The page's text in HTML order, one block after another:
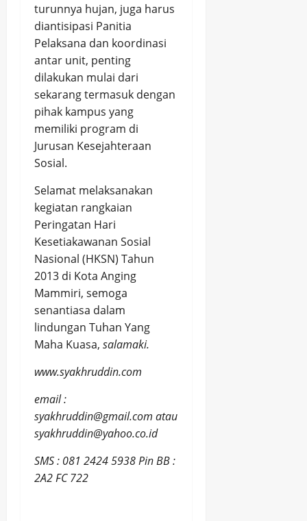
turunnya hujan, juga harus
diantisipasi Panitia
Pelaksana dan koordinasi
antar unit, penting
dilakukan mulai dari
sekarang termasuk dengan
pihak kampus yang
memiliki program di
Jurusan Kesejahteraan
Sosial.
Selamat melaksanakan
kegiatan rangkaian
Peringatan Hari
Kesetiakawanan Sosial
Nasional (HKSN) Tahun
2013 di Kota Anging
Mammiri, semoga
senantiasa dalam
lindungan Tuhan Yang
Maha Kuasa, salamaki.
www.syakhruddin.com
email :
syakhruddin@gmail.com atau
syakhruddin@yahoo.co.id
SMS : 081 2424 5938 Pin BB :
2A2 FC 722